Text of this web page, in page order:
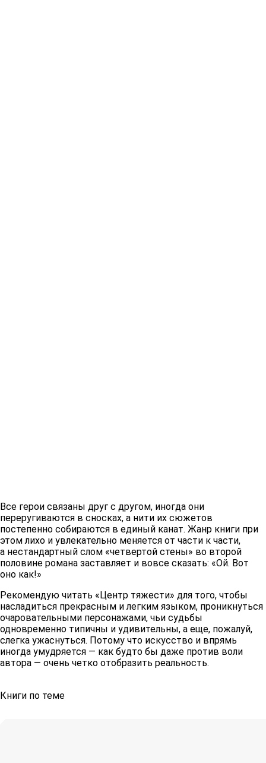
Все герои связаны друг с другом, иногда они
переругиваются в сносках, а нити их сюжетов
постепенно собираются в единый канат. Жанр книги при
этом лихо и увлекательно меняется от части к части,
а нестандартный слом «четвертой стены» во второй
половине романа заставляет и вовсе сказать: «Ой. Вот
оно как!»
Рекомендую читать «Центр тяжести» для того, чтобы
насладиться прекрасным и легким языком, проникнуться
очаровательными персонажами, чьи судьбы
одновременно типичны и удивительны, а еще, пожалуй,
слегка ужаснуться. Потому что искусство и впрямь
иногда умудряется — как будто бы даже против воли
автора — очень четко отобразить реальность.
Книги по теме